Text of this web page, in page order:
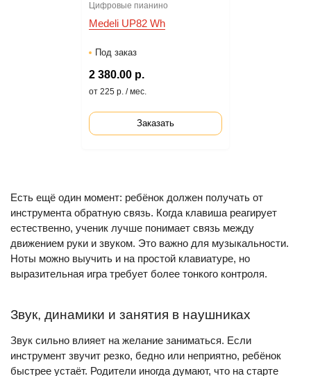
Цифровые пианино
Medeli UP82 Wh
Под заказ
2 380.00 р.
от 225 р. / мес.
Заказать
Есть ещё один момент: ребёнок должен получать от
инструмента обратную связь. Когда клавиша реагирует
естественно, ученик лучше понимает связь между
движением руки и звуком. Это важно для музыкальности.
Ноты можно выучить и на простой клавиатуре, но
выразительная игра требует более тонкого контроля.
Звук, динамики и занятия в наушниках
Звук сильно влияет на желание заниматься. Если
инструмент звучит резко, бедно или неприятно, ребёнок
быстрее устаёт. Родители иногда думают, что на старте